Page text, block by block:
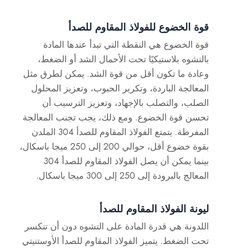
قوة الخضوع للفولاذ المقاوم للصدأ
قوة الخضوع هي النقطة التي تبدأ عندها المادة
بالتشوه بلاستيكيًا تحت الأحمال الشد أو الضغط،
وعادة ما تكون أقل من قوة الشد. يمكن لطرق مثل
المعالجة الباردة، وتكرير الحبوب، وتعزيز المحلول
الصلب، والتصلب بالإجهاد، وتعزيز الترسيب أن
تحسن قوة الخضوع. ومع ذلك، يجب تجنب المعالجة
المفرطة. يتمتع الفولاذ المقاوم للصدأ 304 الملدن
بقوة خضوع أقل، حوالي 200 إلى 250 ميجا باسكال،
بينما يمكن أن يصل الفولاذ المقاوم للصدأ 304
المعالج بالبرودة إلى 250 إلى 300 ميجا باسكال.
ليونة الفولاذ المقاوم للصدأ
اللدونة هي قدرة المادة على التشوه دون أن تنكسر
تحت الضغط. يتميز الفولاذ المقاوم للصدأ الأوستنيتي